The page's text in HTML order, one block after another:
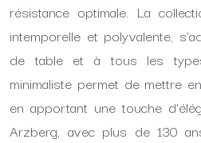
résistance optimale. La
intemporelle et polyvalente,
de table et à tous les
minimaliste permet de mettre
en apportant une touche
Arzberg, avec plus de 130